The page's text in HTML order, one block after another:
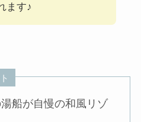
ます♪
船が自慢の和風リゾ